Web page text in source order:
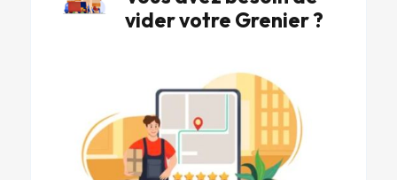
vider votre Grenier ?